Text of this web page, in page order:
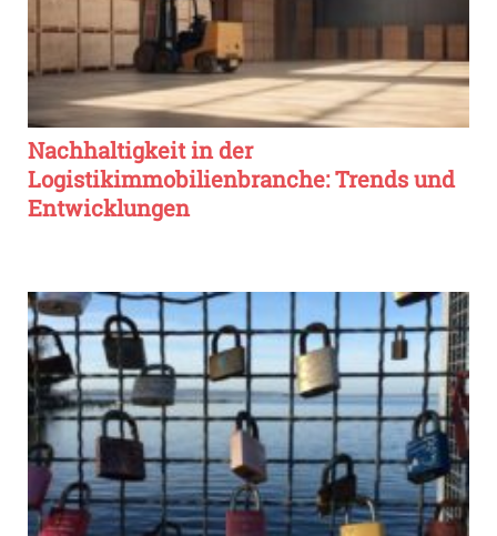
Nachhaltigkeit in der
Logistikimmobilienbranche: Trends und
Entwicklungen